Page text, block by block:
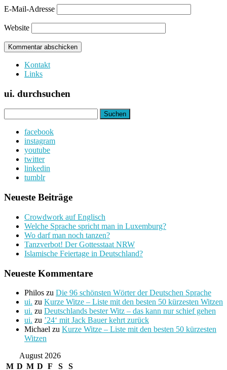
E-Mail-Adresse
Website
Kontakt
Links
ui. durchsuchen
nach:
facebook
instagram
youtube
twitter
linkedin
tumblr
Neueste Beiträge
Crowdwork auf Englisch
Welche Sprache spricht man in Luxemburg?
Wo darf man noch tanzen?
Tanzverbot! Der Gottesstaat NRW
Islamische Feiertage in Deutschland?
Neueste Kommentare
Philos zu Die 96 schönsten Wörter der Deutschen Sprache
ui. zu Kurze Witze – Liste mit den besten 50 kürzesten Witzen
ui. zu Deutschlands bester Witz – das kann nur schief gehen
ui. zu ’24‘ mit Jack Bauer kehrt zurück
Michael zu Kurze Witze – Liste mit den besten 50 kürzesten
Witzen
August 2026
M D M D F S S